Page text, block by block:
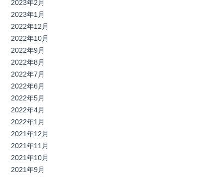
2023年2月
2023年1月
2022年12月
2022年10月
2022年9月
2022年8月
2022年7月
2022年6月
2022年5月
2022年4月
2022年1月
2021年12月
2021年11月
2021年10月
2021年9月